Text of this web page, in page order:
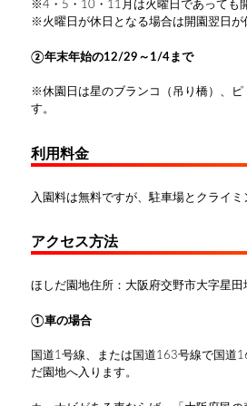
※4・5・10・11月は火曜日であっても
※火曜日が休日となる場合は開園翌日が
②年末年始の12/29～1/4まで
※休園日は星のブランコ（吊り橋）、
す。
利用料金
入園料は無料ですが、駐車場とクライ
アクセス方法
ほしだ園地住所：大阪府交野市大字星田
①車の場合
国道1号線、または国道163号線で国道
だ園地へ入ります。